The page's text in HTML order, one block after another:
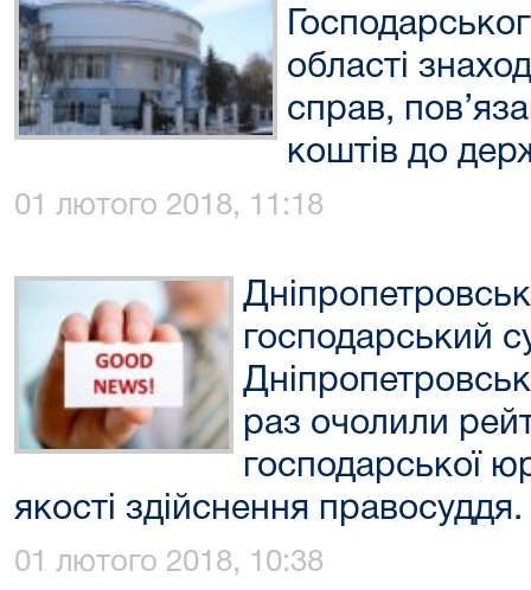
області
справ,
коштів до
01 лютого 2018, 11:18
господарський
раз очолили
господарської
якості здійснення правосуддя.
01 лютого 2018, 10:38